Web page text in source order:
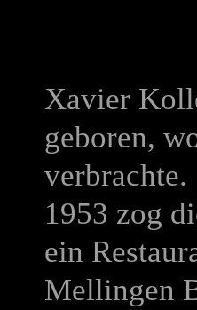
Xavier
geboren,
verbrachte.
1953 zog
ein
Mellingen